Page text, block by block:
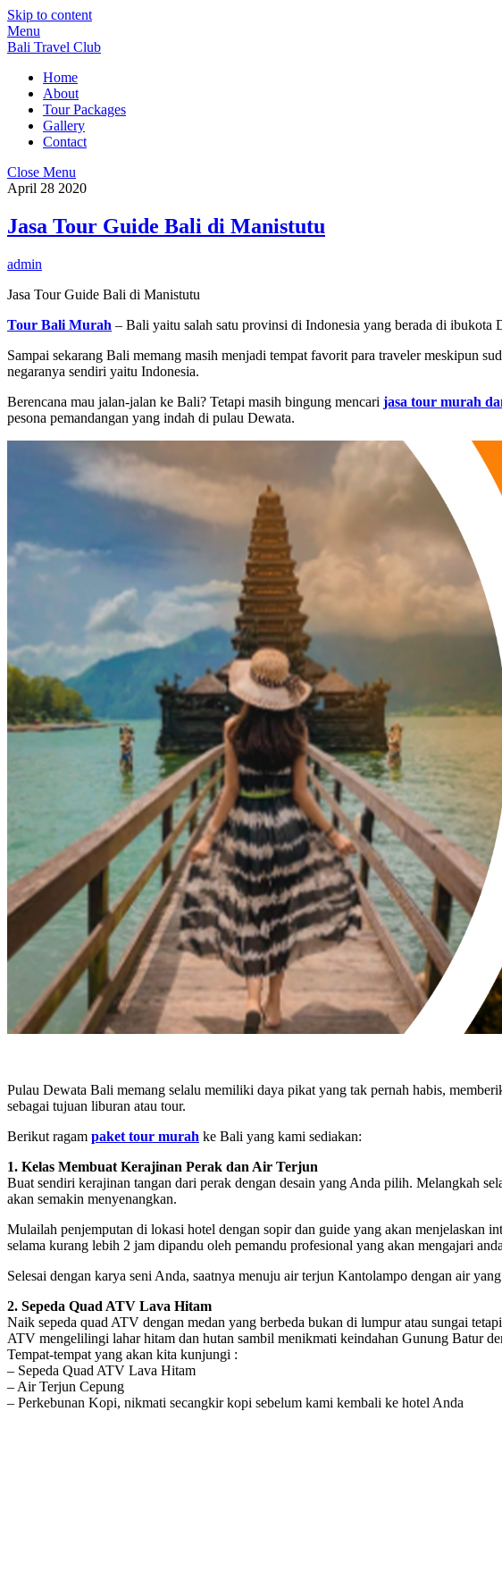
Skip to content
Menu
Bali Travel Club
Home
About
Tour Packages
Gallery
Contact
Close Menu
April 28 2020
Jasa Tour Guide Bali di Manistutu
admin
Jasa Tour Guide Bali di Manistutu
Tour Bali Murah – Bali yaitu salah satu provinsi di Indonesia yang berada di ibukota
Sampai sekarang Bali memang masih menjadi tempat favorit para traveler meskipun
negaranya sendiri yaitu Indonesia.
Berencana mau jalan-jalan ke Bali? Tetapi masih bingung mencari jasa tour murah
pesona pemandangan yang indah di pulau Dewata.
Pulau Dewata Bali memang selalu memiliki daya pikat yang tak pernah habis,
sebagai tujuan liburan atau tour.
Berikut ragam paket tour murah ke Bali yang kami sediakan:
1. Kelas Membuat Kerajinan Perak dan Air Terjun
Buat sendiri kerajinan tangan dari perak dengan desain yang Anda pilih. Melangkah
akan semakin menyenangkan.
Mulailah penjemputan di lokasi hotel dengan sopir dan guide yang akan menjelaskan
selama kurang lebih 2 jam dipandu oleh pemandu profesional yang akan mengajari
Selesai dengan karya seni Anda, saatnya menuju air terjun Kantolampo dengan air
2. Sepeda Quad ATV Lava Hitam
Naik sepeda quad ATV dengan medan yang berbeda bukan di lumpur atau sungai
ATV mengelilingi lahar hitam dan hutan sambil menikmati keindahan Gunung Batur
Tempat-tempat yang akan kita kunjungi :
– Sepeda Quad ATV Lava Hitam
– Air Terjun Cepung
– Perkebunan Kopi, nikmati secangkir kopi sebelum kami kembali ke hotel Anda